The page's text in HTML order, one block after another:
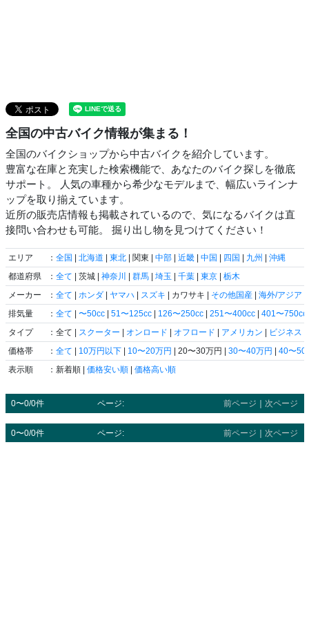
全国の中古バイク情報が集まる！
全国のバイクショップから中古バイクを紹介しています。
豊富な在庫と充実した検索機能で、あなたのバイク探しを徹底
サポート。 人気の車種から希少なモデルまで、幅広いラインナ
ップを取り揃えています。
近所の販売店情報も掲載されているので、気になるバイクは直
接問い合わせも可能。 掘り出し物を見つけてください！
エリア ： 全国 | 北海道 | 東北 | 関東 | 中部 | 近畿 | 中国 | 四国 | 九州 | 沖縄
都道府県
： 全て | 茨城 | 神奈川 | 群馬 | 埼玉 | 千葉 | 東京 | 栃木
メーカー
： 全て | ホンダ | ヤマハ | スズキ | カワサキ | その他国産 | 海外/アジア
排気量
： 全て | 〜50cc | 51〜125cc | 126〜250cc | 251〜400cc | 401〜750cc
タイプ
：全て | スクーター | オンロード | オフロード | アメリカン | ビジネス
価格帯
： 全て | 10万円以下 | 10〜20万円 | 20〜30万円 | 30〜40万円 | 40〜50
表示順
：新着順 | 価格安い順 | 価格高い順
0〜0/0件 ページ: 前ページ 次ページ
0〜0/0件 ページ: 前ページ ｜ 次ページ